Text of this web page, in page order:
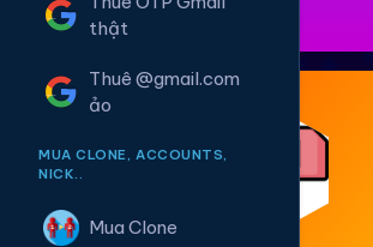
thật
Thuê @gmail.com
ảo
MUA CLONE, ACCOUNTS,
NICK..
Mua Clone